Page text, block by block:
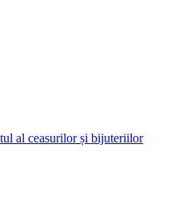
al ceasurilor și bijuteriilor